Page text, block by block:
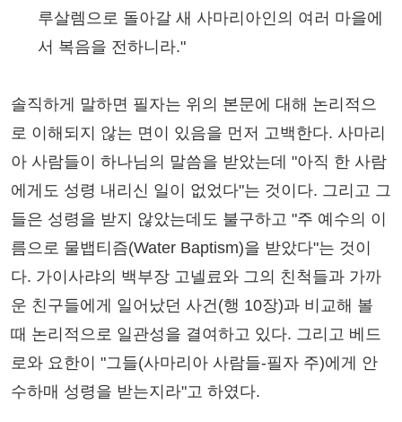
루살렘으로 돌아갈 새 사마리아인의 여러 마을에
서 복음을 전하니라."
솔직하게 말하면 필자는 위의 본문에 대해 논리적으
로 이해되지 않는 면이 있음을 먼저 고백한다. 사마리
아 사람들이 하나님의 말씀을 받았는데 "아직 한 사람
에게도 성령 내리신 일이 없었다"는 것이다. 그리고 그
들은 성령을 받지 않았는데도 불구하고 "주 예수의 이
름으로 물뱁티즘(Water Baptism)을 받았다"는 것이
다. 가이사랴의 백부장 고넬료와 그의 친척들과 가까
운 친구들에게 일어났던 사건(행 10장)과 비교해 볼
때 논리적으로 일관성을 결여하고 있다. 그리고 베드
로와 요한이 "그들(사마리아 사람들-필자 주)에게 안
수하매 성령을 받는지라"고 하였다.